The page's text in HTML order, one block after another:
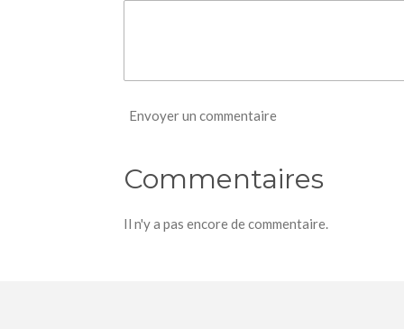
Envoyer un commentaire
Commentaires
Il n'y a pas encore de commentaire.